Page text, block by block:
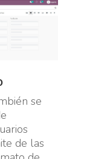
se
de las